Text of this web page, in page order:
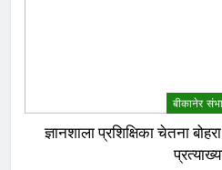
बीकानेर
ज्ञानशाला प्रशिक्षिका चेतना